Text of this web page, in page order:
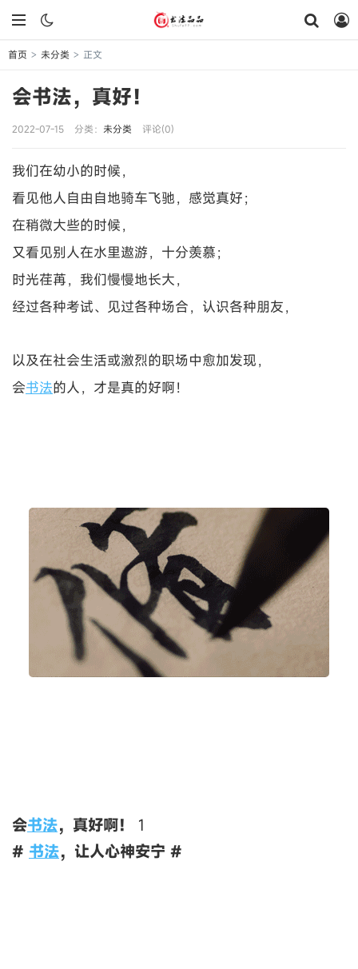
首页 > 未分类 > 正文
会书法，真好！
2022-07-15 分类： 未分类 评论(0)
我们在幼小的时候，
看见他人自由自地骑车飞驰，感觉真好；
在稍微大些的时候，
又看见别人在水里遨游，十分羡慕；
时光荏苒，我们慢慢地长大，
经过各种考试、见过各种场合，认识各种朋友，
以及在社会生活或激烈的职场中愈加发现，
会书法的人，才是真的好啊！
会书法，真好啊！
1
# 书法，让人心神安宁 #